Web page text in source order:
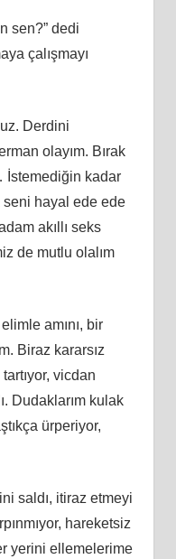
sen?” dedi
çalışmayı
Derdini
olayım. Bırak
İstemediğin kadar
seni hayal ede ede
akıllı seks
de mutlu olalım
amını, bir
Biraz kararsız
vicdan
Dudaklarım kulak
ürperiyor,
saldı, itiraz etmeyi
hareketsiz
yerini ellemelerime